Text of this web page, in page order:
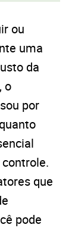
ou
uma
da
o
por
que
pode